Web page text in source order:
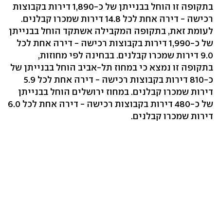
בתקופה זו הוחל בבנייתן של כ-1,890 דירות בקבוצות
רכישה - דירה אחת לכל 14.8 דירות שמכרו קבלנים.
לעומת זאת, בתקופה המקבילה אשתקד הוחל בבנייתן
של כ-1,990 דירות בקבוצות רכישה - דירה אחת לכל
9.0 דירות שמכרו קבלנים. בבחינה לפי מחוזות,
בתקופה זו נמצא כי במחוז תל-אביב הוחל בבנייתן של
כ-810 דירות בקבוצות רכישה - דירה אחת לכל 5.9
דירות שמכרו קבלנים. במחוז ירושלים הוחל בבנייתן
של כ-480 דירות בקבוצות רכישה - דירה אחת לכל 6.0
דירות שמכרו קבלנים.